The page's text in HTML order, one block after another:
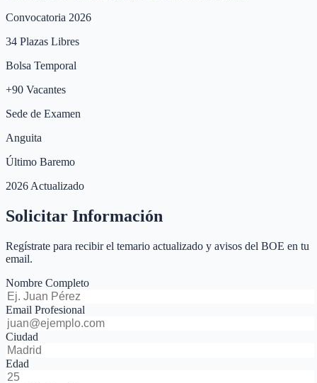
Convocatoria 2026
34 Plazas Libres
Bolsa Temporal
+90 Vacantes
Sede de Examen
Anguita
Último Baremo
2026 Actualizado
Solicitar Información
Regístrate para recibir el temario actualizado y avisos del BOE en tu
email.
Nombre Completo
Email Profesional
Ciudad
Edad